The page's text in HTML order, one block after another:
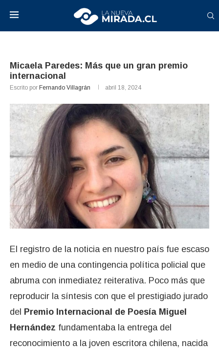
Micaela Paredes: Más que un gran premio
internacional
Escrito por Fernando Villagrán abril 18, 2024
El registro de la noticia en nuestro país fue escaso
en medio de una contingencia política policial que
abruma con inmediatez reiterativa. Poco más que
reproducir la síntesis con que el prestigiado jurado
del Premio Internacional de Poesía Miguel
Hernández fundamentaba la entrega del
reconocimiento a la joven escritora chilena, nacida